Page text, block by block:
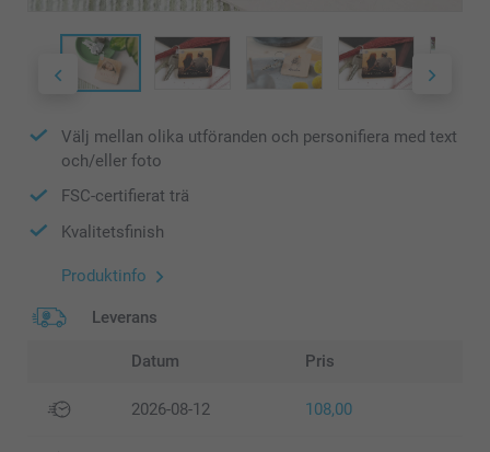
Välj mellan olika utföranden och personifiera med text
och/eller foto
FSC-certifierat trä
Kvalitetsfinish
Produktinfo
Leverans
Datum Pris
2026-08-12 108,00